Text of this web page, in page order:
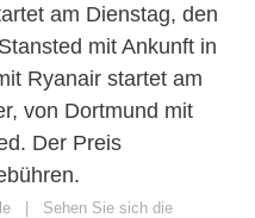
am Dienstag, den
mit Ankunft in
Ryanair startet am
von Dortmund mit
Der Preis
| Sehen Sie sich die